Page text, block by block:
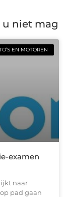
u niet mag
EN MOTOREN
examen
naar
pad gaan